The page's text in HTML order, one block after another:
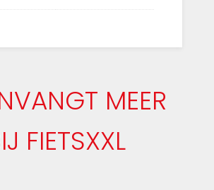
MEER
FIETSXXL